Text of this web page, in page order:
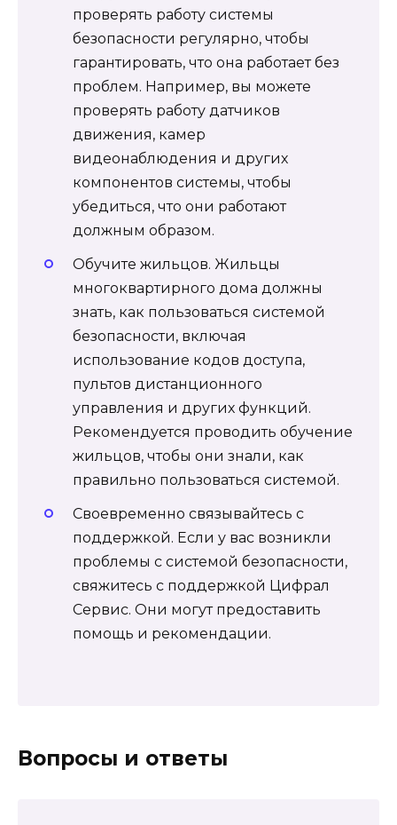
проверять работу системы
безопасности регулярно, чтобы
гарантировать, что она работает без
проблем. Например, вы можете
проверять работу датчиков
движения, камер
видеонаблюдения и других
компонентов системы, чтобы
убедиться, что они работают
должным образом.
Обучите жильцов. Жильцы
многоквартирного дома должны
знать, как пользоваться системой
безопасности, включая
использование кодов доступа,
пультов дистанционного
управления и других функций.
Рекомендуется проводить обучение
жильцов, чтобы они знали, как
правильно пользоваться системой.
Своевременно связывайтесь с
поддержкой. Если у вас возникли
проблемы с системой безопасности,
свяжитесь с поддержкой Цифрал
Сервис. Они могут предоставить
помощь и рекомендации.
Вопросы и ответы